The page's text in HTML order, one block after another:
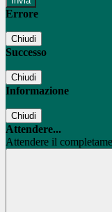
Errore
Chiudi
Successo
Chiudi
Informazione
Chiudi
Attendere...
Attendere il